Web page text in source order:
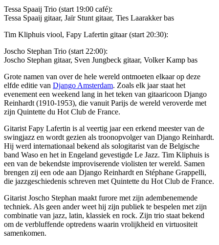
Tessa Spaaij Trio (start 19:00 café):
Tessa Spaaij gitaar, Jaïr Stunt gitaar, Ties Laarakker bas
Tim Kliphuis viool, Fapy Lafertin gitaar (start 20:30):
Joscho Stephan Trio (start 22:00):
Joscho Stephan gitaar, Sven Jungbeck gitaar, Volker Kamp bas
Grote namen van over de hele wereld ontmoeten elkaar op deze
elfde editie van Django Amsterdam. Zoals elk jaar staat het
evenement een weekend lang in het teken van gitaaricoon Django
Reinhardt (1910-1953), die vanuit Parijs de wereld veroverde met
zijn Quintette du Hot Club de France.
Gitarist Fapy Lafertin is al veertig jaar een erkend meester van de
swingjazz en wordt gezien als troonopvolger van Django Reinhardt.
Hij werd internationaal bekend als sologitarist van de Belgische
band Waso en het in Engeland gevestigde Le Jazz. Tim Kliphuis is
een van de bekendste improviserende violisten ter wereld. Samen
brengen zij een ode aan Django Reinhardt en Stéphane Grappelli,
die jazzgeschiedenis schreven met Quintette du Hot Club de France.
Gitarist Joscho Stephan maakt furore met zijn adembenemende
techniek. Als geen ander weet hij zijn publiek te bespelen met zijn
combinatie van jazz, latin, klassiek en rock. Zijn trio staat bekend
om de verbluffende optredens waarin vrolijkheid en virtuositeit
samenkomen.